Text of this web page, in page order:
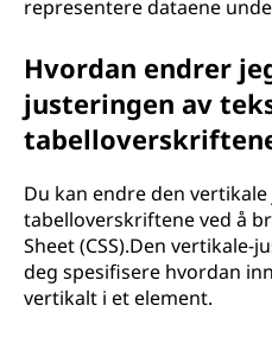
representere dataene
Hvordan endrer
justeringen av
Du kan endre den
tabelloverskriftene ved å
Sheet (CSS).Den vertikale-
deg spesifisere hvordan
vertikalt i et element.